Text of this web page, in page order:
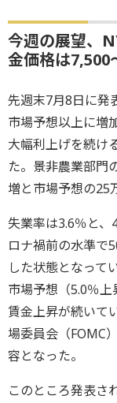
今週の展望、
金価格は7,500
先週末7月8日に発
市場予想以上に増
大幅利上げを続け
た。景非農業部門
増と市場予想の25
失業率は3.6％と
ロナ禍前の水準で
した状態となって
市場予想（5.0％
賃金上昇が続いて
場委員会（FOMC
容となった。
このところ発表さ